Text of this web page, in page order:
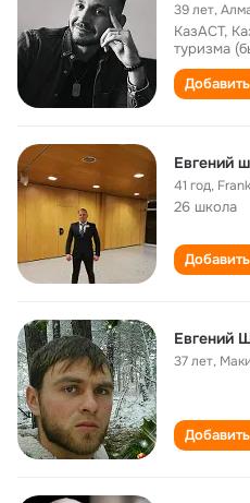
39 лет,
КазАСТ,
туризма
Евгений
41 год,
26 школа
Евгений
37 лет,